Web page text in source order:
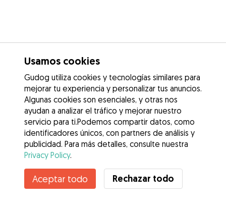
Usamos cookies
Gudog utiliza cookies y tecnologías similares para
mejorar tu experiencia y personalizar tus anuncios.
Algunas cookies son esenciales, y otras nos
ayudan a analizar el tráfico y mejorar nuestro
servicio para ti.Podemos compartir datos, como
identificadores únicos, con partners de análisis y
publicidad. Para más detalles, consulte nuestra
Privacy Policy.
Aceptar todo Rechazar todo